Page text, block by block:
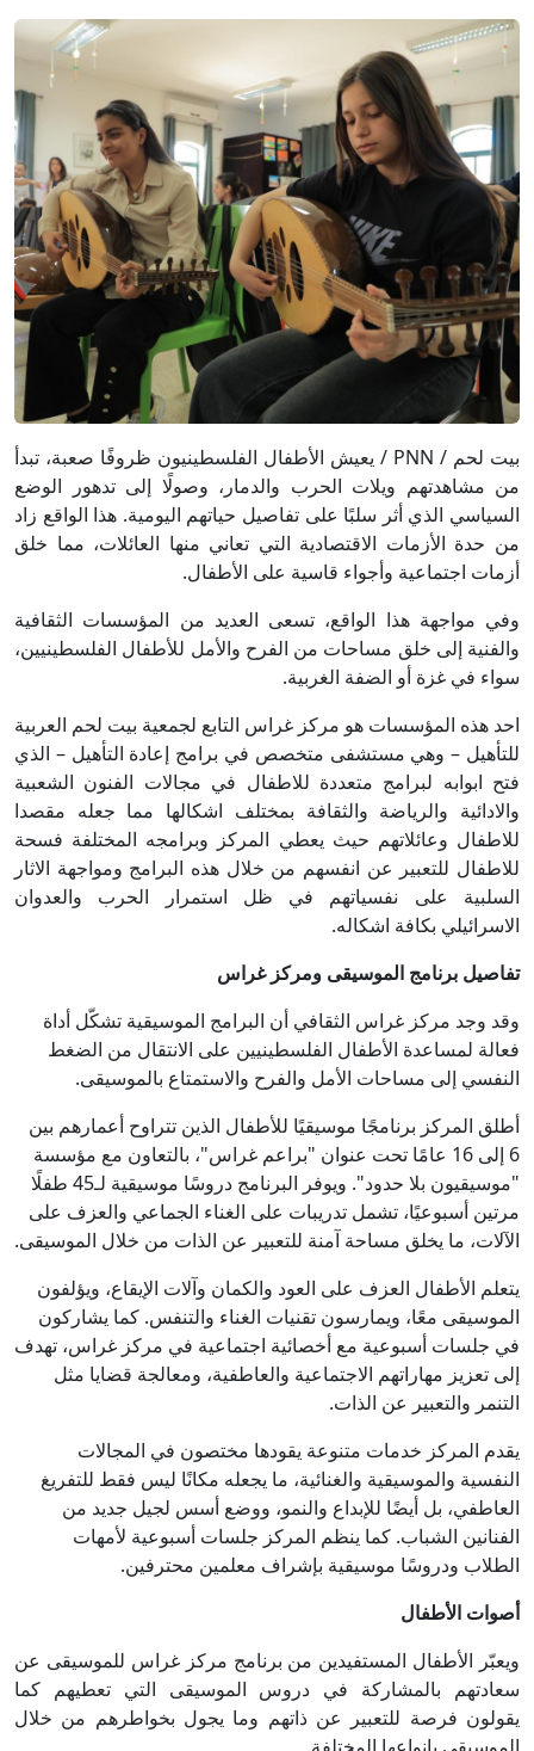
بيت لحم / PNN / يعيش الأطفال الفلسطينيون ظروفًا صعبة، تبدأ
من مشاهدتهم ويلات الحرب والدمار، وصولًا إلى تدهور الوضع
السياسي الذي أثر سلبًا على تفاصيل حياتهم اليومية. هذا الواقع زاد
من حدة الأزمات الاقتصادية التي تعاني منها العائلات، مما خلق
أزمات اجتماعية وأجواء قاسية على الأطفال.
وفي مواجهة هذا الواقع، تسعى العديد من المؤسسات الثقافية
والفنية إلى خلق مساحات من الفرح والأمل للأطفال الفلسطينيين،
سواء في غزة أو الضفة الغربية.
احد هذه المؤسسات هو مركز غراس التابع لجمعية بيت لحم العربية
للتأهيل – وهي مستشفى متخصص في برامج إعادة التأهيل – الذي
فتح ابوابه لبرامج متعددة للاطفال في مجالات الفنون الشعبية
والادائية والرياضة والثقافة بمختلف اشكالها مما جعله مقصدا
للاطفال وعائلاتهم حيث يعطي المركز وبرامجه المختلفة فسحة
للاطفال للتعبير عن انفسهم من خلال هذه البرامج ومواجهة الاثار
السلبية على نفسياتهم في ظل استمرار الحرب والعدوان
الاسرائيلي بكافة اشكاله.
تفاصيل برنامج الموسيقى ومركز غراس
وقد وجد مركز غراس الثقافي أن البرامج الموسيقية تشكّل أداة
فعالة لمساعدة الأطفال الفلسطينيين على الانتقال من الضغط
النفسي إلى مساحات الأمل والفرح والاستمتاع بالموسيقى.
أطلق المركز برنامجًا موسيقيًا للأطفال الذين تتراوح أعمارهم بين
6 إلى 16 عامًا تحت عنوان "براعم غراس"، بالتعاون مع مؤسسة
"موسيقيون بلا حدود". ويوفر البرنامج دروسًا موسيقية لـ45 طفلًا
مرتين أسبوعيًا، تشمل تدريبات على الغناء الجماعي والعزف على
الآلات، ما يخلق مساحة آمنة للتعبير عن الذات من خلال الموسيقى.
يتعلم الأطفال العزف على العود والكمان وآلات الإيقاع، ويؤلفون
الموسيقى معًا، ويمارسون تقنيات الغناء والتنفس. كما يشاركون
في جلسات أسبوعية مع أخصائية اجتماعية في مركز غراس، تهدف
إلى تعزيز مهاراتهم الاجتماعية والعاطفية، ومعالجة قضايا مثل
التنمر والتعبير عن الذات.
يقدم المركز خدمات متنوعة يقودها مختصون في المجالات
النفسية والموسيقية والغنائية، ما يجعله مكانًا ليس فقط للتفريغ
العاطفي، بل أيضًا للإبداع والنمو، ووضع أسس لجيل جديد من
الفنانين الشباب. كما ينظم المركز جلسات أسبوعية لأمهات
الطلاب ودروسًا موسيقية بإشراف معلمين محترفين.
أصوات الأطفال
ويعبّر الأطفال المستفيدين من برنامج مركز غراس للموسيقى عن
سعادتهم بالمشاركة في دروس الموسيقى التي تعطيهم كما
يقولون فرصة للتعبير عن ذاتهم وما يجول بخواطرهم من خلال